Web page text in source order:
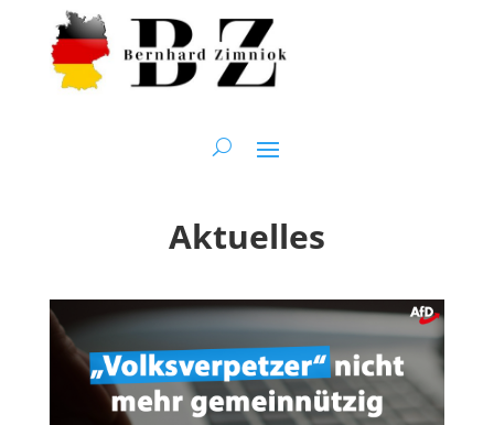
Aktuelles